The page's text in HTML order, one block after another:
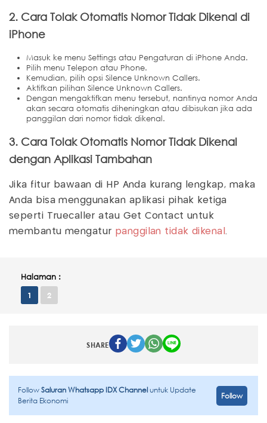
2. Cara Tolak Otomatis Nomor Tidak Dikenal di
iPhone
Masuk ke menu Settings atau Pengaturan di iPhone Anda.
Pilih menu Telepon atau Phone.
Kemudian, pilih opsi Silence Unknown Callers.
Aktifkan pilihan Silence Unknown Callers.
Dengan mengaktifkan menu tersebut, nantinya nomor Anda
akan secara otomatis diheningkan atau dibisukan jika ada
panggilan dari nomor tidak dikenal.
3. Cara Tolak Otomatis Nomor Tidak Dikenal
dengan Aplikasi Tambahan
Jika fitur bawaan di HP Anda kurang lengkap, maka
Anda bisa menggunakan aplikasi pihak ketiga
seperti Truecaller atau Get Contact untuk
membantu mengatur panggilan tidak dikenal.
Halaman :
1 2
SHARE
FollowSaluran Whatsapp IDX Channeluntuk Update
Berita Ekonomi
Follow